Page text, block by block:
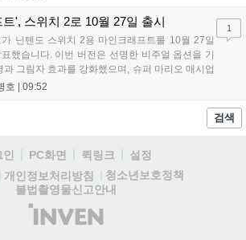
', 스위치 2로 10월 27일 출시
가 닌텐도 스위치 2용 마인크래프트를 10월 27일
했습니다. 이번 버전은 선명한 비주얼 옵션을 기
과 그림자 효과를 강화했으며, 슈퍼 마리오 매시업
니다. 기존 월드 이관이 가능하며 디지털 업그레
환경에서는 해당 그래픽 옵션이 제한될 수 있습니
호 | 09:52
1
검색
PC화면 퀵링크
설정
개인정보처리방침
청소년보호정책
불법촬영물신고안내
(주)
인